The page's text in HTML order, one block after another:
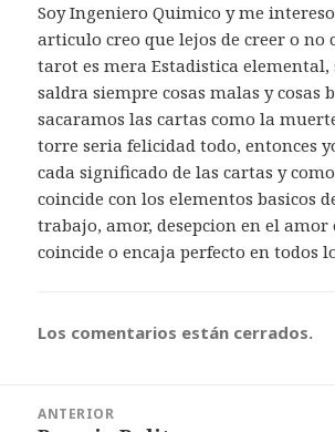
Soy Ingeniero Quimico y me
articulo creo que lejos de creer o no
tarot es mera Estadistica elemental,
saldra siempre cosas malas y cosas
sacaramos las cartas como la
torre seria felicidad todo, entonces
cada significado de las cartas y
coincide con los elementos basicos
trabajo, amor, desepcion en el amor
coincide o encaja perfecto en todos
Los comentarios están cerrados.
ANTERIOR